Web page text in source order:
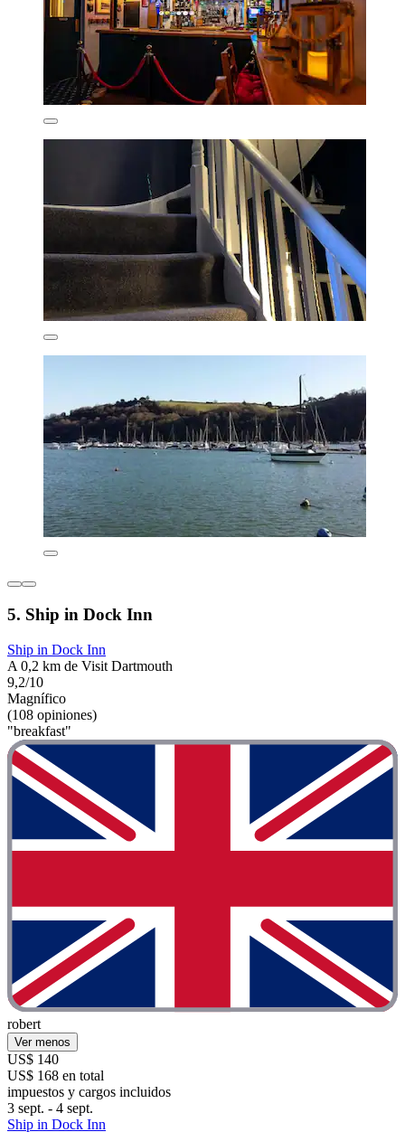
5. Ship in Dock Inn
Ship in Dock Inn
A 0,2 km de Visit Dartmouth
9,2/10
Magnífico
(108 opiniones)
"breakfast"
robert
Ver menos
US$ 140
US$ 168 en total
impuestos y cargos incluidos
3 sept. - 4 sept.
Ship in Dock Inn